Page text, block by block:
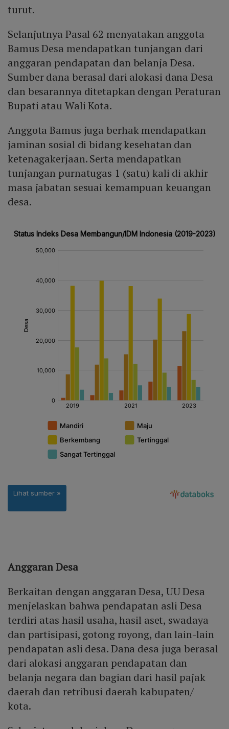
turut.
Selanjutnya Pasal 62 menyatakan anggota
Bamus Desa mendapatkan tunjangan dari
anggaran pendapatan dan belanja Desa.
Sumber dana berasal dari alokasi dana Desa
dan besarannya ditetapkan dengan Peraturan
Bupati atau Wali Kota.
Anggota Bamus juga berhak mendapatkan
jaminan sosial di bidang kesehatan dan
ketenagakerjaan. Serta mendapatkan
tunjangan purnatugas 1 (satu) kali di akhir
masa jabatan sesuai kemampuan keuangan
desa.
Anggaran Desa
Berkaitan dengan anggaran Desa, UU Desa
menjelaskan bahwa pendapatan asli Desa
terdiri atas hasil usaha, hasil aset, swadaya
dan partisipasi, gotong royong, dan lain-lain
pendapatan asli desa. Dana desa juga berasal
dari alokasi anggaran pendapatan dan
belanja negara dan bagian dari hasil pajak
daerah dan retribusi daerah kabupaten/
kota.